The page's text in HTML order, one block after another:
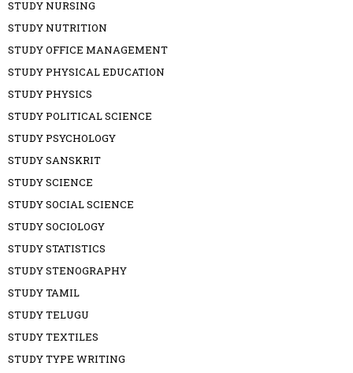
STUDY NURSING
STUDY NUTRITION
STUDY OFFICE MANAGEMENT
STUDY PHYSICAL EDUCATION
STUDY PHYSICS
STUDY POLITICAL SCIENCE
STUDY PSYCHOLOGY
STUDY SANSKRIT
STUDY SCIENCE
STUDY SOCIAL SCIENCE
STUDY SOCIOLOGY
STUDY STATISTICS
STUDY STENOGRAPHY
STUDY TAMIL
STUDY TELUGU
STUDY TEXTILES
STUDY TYPE WRITING